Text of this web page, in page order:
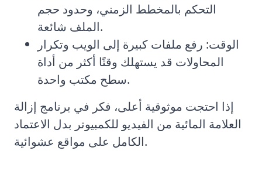
التحكم بالمخطط الزمني، وحدود حجم
الملف شائعة.
الوقت: رفع ملفات كبيرة إلى الويب وتكرار
المحاولات قد يستهلك وقتًا أكثر من أداة
سطح مكتب واحدة.
إذا احتجت موثوقية أعلى، فكر في برنامج إزالة
العلامة المائية من الفيديو للكمبيوتر بدل الاعتماد
الكامل على مواقع عشوائية.